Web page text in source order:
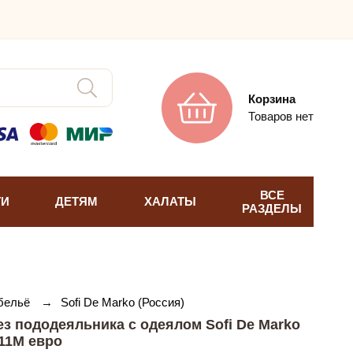
Корзина
Товаров нет
ДЕТЯМ ХАЛАТЫ
ВСЕ
РАЗДЕЛЫ
→ Sofi De Marko (Россия)
пододеяльника с одеялом Sofi De Marko
евро